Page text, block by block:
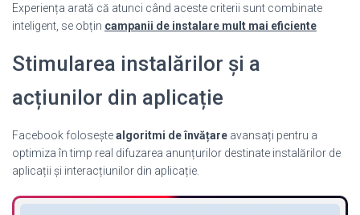
Experiența arată că atunci când aceste criterii sunt combinate
inteligent, se obțin campanii de instalare mult mai eficiente
Stimularea instalărilor și a
acțiunilor din aplicație
Facebook foloseștealgoritmi de învățare avansați pentru a
optimiza în timp real difuzarea anunțurilor destinate instalărilor de
aplicații și interacțiunilor din aplicație.